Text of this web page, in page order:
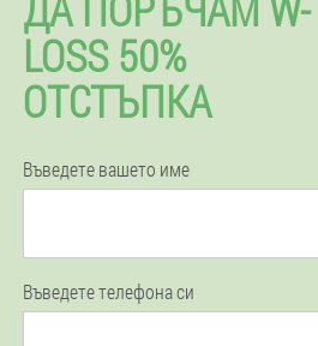
LOSS 50%
ОТСТЪПКА
Въведете вашето име
Въведете телефона си